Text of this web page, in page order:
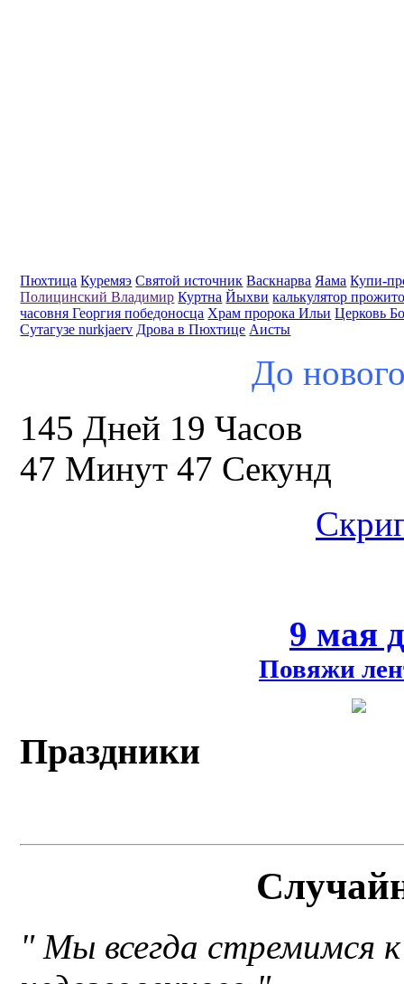
Пюхтица Куремяэ Святой источник Васкнарва Яама Купи-
Полицинский Владимир Куртна Йыхви калькулятор
часовня Георгия победоносца Храм пророка Ильи Церковь
Сутагузе nurkjaerv Дрова в Пюхтице Аисты
До
145 Дней 19 Часов
47 Минут 46 Секунд
9 мая
Повяжи
Праздники
" Мы всегда стремимся